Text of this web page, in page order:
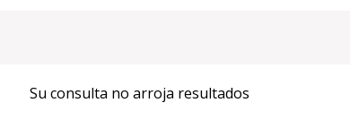
Su consulta no arroja resultados